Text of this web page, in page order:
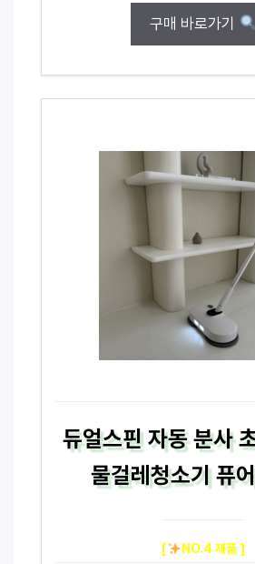
구매 바로가기
듀얼스핀 자동 분사
물걸레청소기 퓨
[ NO.4 제품 ]